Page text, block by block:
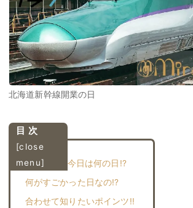
北海道新幹線開業の日
目 次
[close
menu]
3月26日は今日は何の日!?
何がすごかった日なの!?︎
合わせて知りたいポインツ!!︎